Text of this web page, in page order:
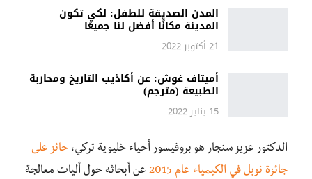
المدن الصديقة للطفل: لكي تكون
المدينة مكانًا أفضل لنا جميعًا
21 أكتوبر 2022
أميتاف غوش: عن أكاذيب التاريخ ومحاربة
الطبيعة (مترجم)
15 يناير 2022
الدكتور عزيز سنجار هو بروفيسور أحياء خليوية تركي، حائز على
جائزة نوبل في الكيمياء عام 2015
عن أبحاثه حول أليات معالجة